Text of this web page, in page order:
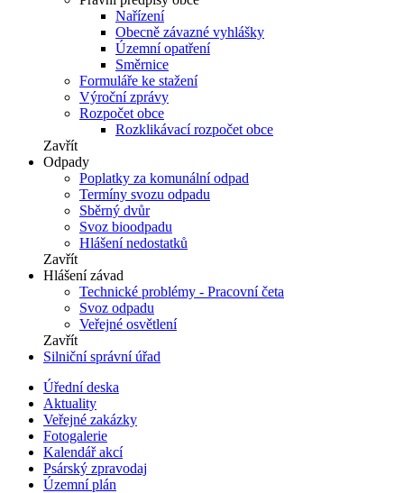
Nařízení
Obecně závazné vyhlášky
Územní opatření
Směrnice
Formuláře ke stažení
Výroční zprávy
Rozpočet obce
Rozklikávací rozpočet obce
Zavřít
Odpady
Poplatky za komunální odpad
Termíny svozu odpadu
Sběrný dvůr
Svoz bioodpadu
Hlášení nedostatků
Zavřít
Hlášení závad
Technické problémy - Pracovní četa
Svoz odpadu
Veřejné osvětlení
Zavřít
Silniční správní úřad
Úřední deska
Aktuality
Veřejné zakázky
Fotogalerie
Kalendář akcí
Psárský zpravodaj
Územní plán